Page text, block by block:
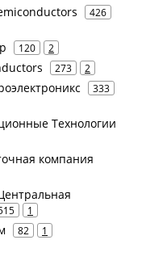
426
120 2
273 2
333
Технологии
компания
1
82 1